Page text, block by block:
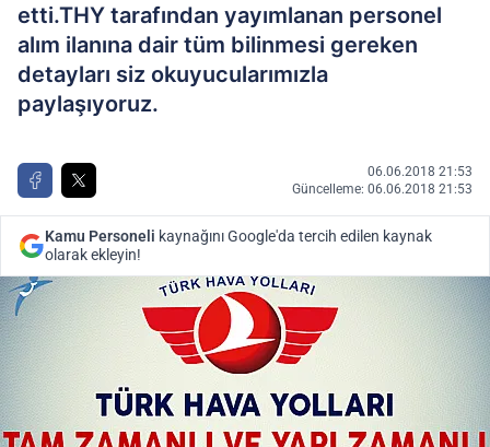
etti.THY tarafından yayımlanan personel
alım ilanına dair tüm bilinmesi gereken
detayları siz okuyucularımızla
paylaşıyoruz.
06.06.2018 21:53
Güncelleme: 06.06.2018 21:53
Kamu Personeli kaynağını Google'da tercih edilen kaynak
olarak ekleyin!